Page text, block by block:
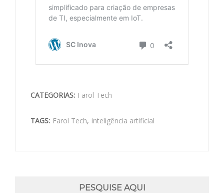
CATEGORIAS: Farol Tech
TAGS: Farol Tech, inteligência artificial
PESQUISE AQUI